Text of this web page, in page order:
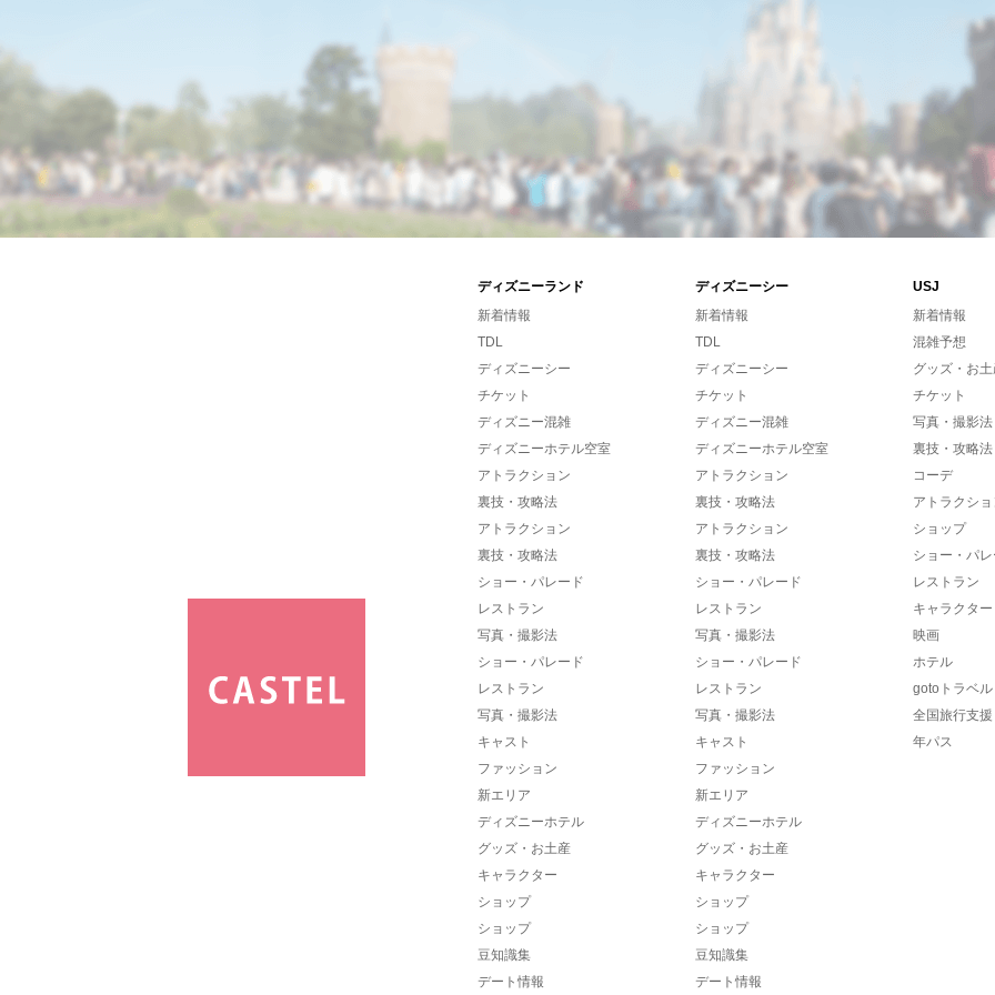
ディズニーランド ディズニーシー
USJ
新着情報
TDL
ディズニーシー
チケット
ディズニー混雑
ディズニーホテル空室
アトラクション
裏技・攻略法
アトラクション
裏技・攻略法
ショー・パレード
レストラン
写真・撮影法
ショー・パレード
レストラン
写真・撮影法
キャスト
ファッション
新エリア
ディズニーホテル
グッズ・お土産
キャラクター
ショップ
ショップ
豆知識集
デート情報
新着情報
TDL
ディズニーシー
チケット
ディズニー混雑
ディズニーホテル空室
アトラクション
裏技・攻略法
アトラクション
裏技・攻略法
ショー・パレード
レストラン
写真・撮影法
ショー・パレード
レストラン
写真・撮影法
キャスト
ファッション
新エリア
ディズニーホテル
グッズ・お土産
キャラクター
ショップ
ショップ
豆知識集
デート情報
新着情報
混雑予想
グッズ・お
チケット
写真・撮影法
裏技・攻略法
コーデ
アトラクシ
ショップ
ショー・パ
レストラン
キャラクター
映画
ホテル
gotoトラベル
全国旅行支援
年パス